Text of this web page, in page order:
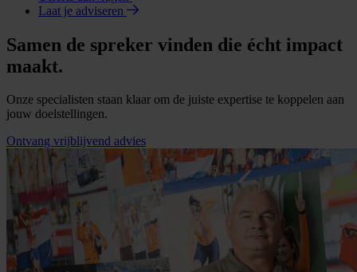
Laat je adviseren
Samen de spreker vinden die écht impact
maakt.
Onze specialisten staan klaar om de juiste expertise te koppelen aan
jouw doelstellingen.
Ontvang vrijblijvend advies